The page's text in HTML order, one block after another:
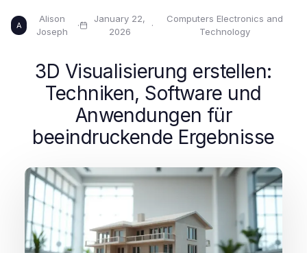
A
Alison
Joseph
·
January 22,
2026
·
Computers Electronics and
Technology
3D Visualisierung erstellen:
Techniken, Software und
Anwendungen für
beeindruckende Ergebnisse